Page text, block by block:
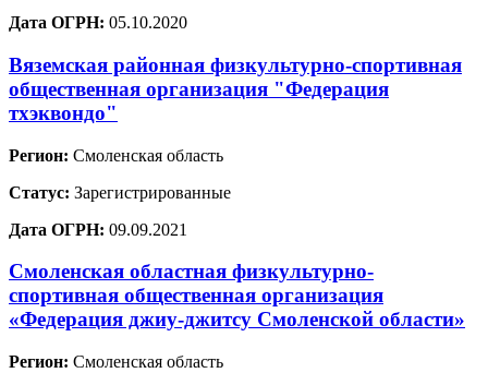
Дата ОГРН: 05.10.2020
Вяземская районная физкультурно-спортивная
общественная организация "Федерация
тхэквондо"
Регион: Смоленская область
Статус: Зарегистрированные
Дата ОГРН: 09.09.2021
Смоленская областная физкультурно-
спортивная общественная организация
«Федерация джиу-джитсу Смоленской области»
Регион: Смоленская область